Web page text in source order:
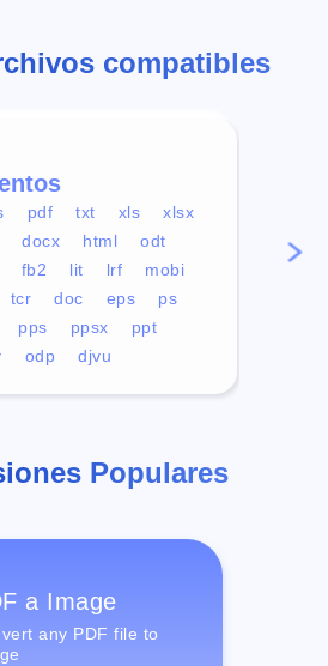
compatibles
pdf txt xls
xlsx
docx html
odt
fb2 lit lrf
mobi
tcr doc eps
ps
pps ppsx
ppt
odp djvu
mp4
Populares
a Image
any PDF file to